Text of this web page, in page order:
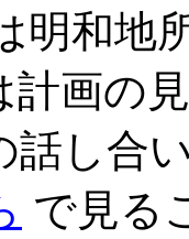
明和地
計画の
話し合
で見る